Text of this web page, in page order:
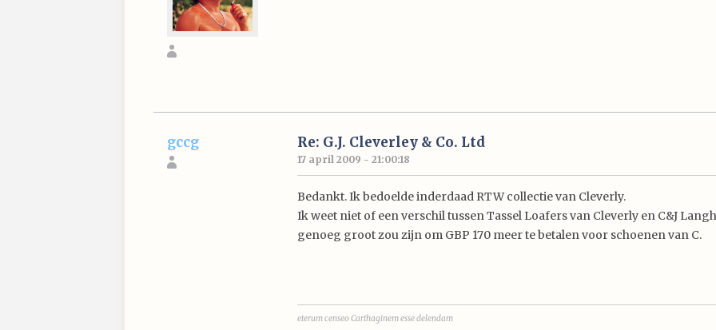
gccg Re: G.J. Cleverley & Co. Ltd
17 april 2009 - 21:00:18
Bedankt. Ik bedoelde inderdaad RTW collectie van Cleverly.
Ik weet niet of een verschil tussen Tassel Loafers van Cleverly en C&J
genoeg groot zou zijn om GBP 170 meer te betalen voor schoenen van C.
eterum censeo Carthaginem esse delendam